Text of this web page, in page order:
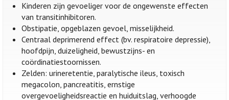
Kinderen zijn gevoeliger voor de ongewenste effecten
van transitinhibitoren.
Obstipatie, opgeblazen gevoel, misselijkheid.
Centraal deprimerend effect (bv. respiratoire depressie),
hoofdpijn, duizeligheid, bewustzijns- en
coördinatiestoornissen.
Zelden: urineretentie, paralytische ileus, toxisch
megacolon, pancreatitis, ernstige
overgevoeligheidsreactie en huiduitslag, verhoogde